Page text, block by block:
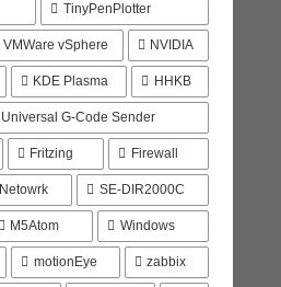
TinyPenPlotter
VMWare vSphere NVIDIA
KDE Plasma HHKB
Universal G-Code Sender
Fritzing Firewall
Netowrk SE-DIR2000C
M5Atom Windows
motionEye zabbix